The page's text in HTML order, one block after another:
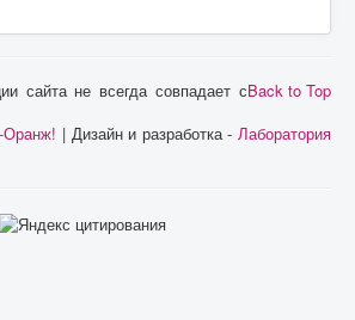
Back to Top
сайта не всегда совпадает с
| Дизайн и разработка -Лаборатория